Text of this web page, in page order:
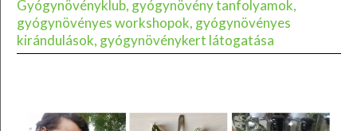
Gyógynövényklub, gyógynövény tanfolyamok,
gyógynövényes workshopok, gyógynövényes
kirándulások, gyógynövénykert látogatása